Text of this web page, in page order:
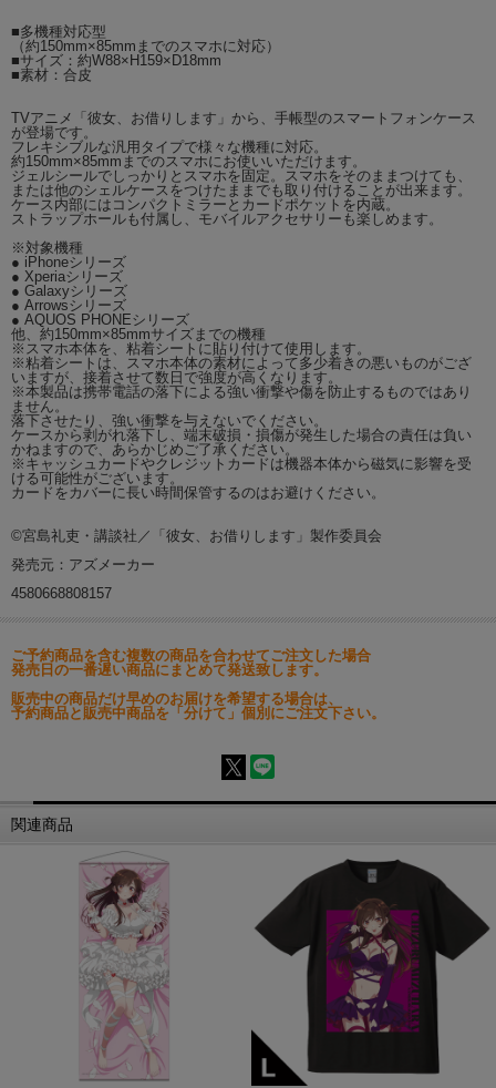
■多機種対応型
（約150mm×85mmまでのスマホに対応）
■サイズ：約W88×H159×D18mm
■素材：合皮
TVアニメ「彼女、お借りします」から、手帳型のスマートフォンケース
が登場です。
フレキシブルな汎用タイプで様々な機種に対応。
約150mm×85mmまでのスマホにお使いいただけます。
ジェルシールでしっかりとスマホを固定。スマホをそのままつけても、
または他のシェルケースをつけたままでも取り付けることが出来ます。
ケース内部にはコンパクトミラーとカードポケットを内蔵。
ストラップホールも付属し、モバイルアクセサリーも楽しめます。
※対象機種
● iPhoneシリーズ
● Xperiaシリーズ
● Galaxyシリーズ
● Arrowsシリーズ
● AQUOS PHONEシリーズ
他、約150mm×85mmサイズまでの機種
※スマホ本体を、粘着シートに貼り付けて使用します。
※粘着シートは、スマホ本体の素材によって多少着きの悪いものがござ
いますが、接着させて数日で強度が高くなります。
※本製品は携帯電話の落下による強い衝撃や傷を防止するものではあり
ません。
落下させたり、強い衝撃を与えないでください。
ケースから剥がれ落下し、端末破損・損傷が発生した場合の責任は負い
かねますので、あらかじめご了承ください。
※キャッシュカードやクレジットカードは機器本体から磁気に影響を受
ける可能性がございます。
カードをカバーに長い時間保管するのはお避けください。
©宮島礼吏・講談社／「彼女、お借りします」製作委員会
発売元：アズメーカー
4580668808157
ご予約商品を含む複数の商品を合わせてご注文した場合
発売日の一番遅い商品にまとめて発送致します。
販売中の商品だけ早めのお届けを希望する場合は、
予約商品と販売中商品を「分けて」個別にご注文下さい。
関連商品